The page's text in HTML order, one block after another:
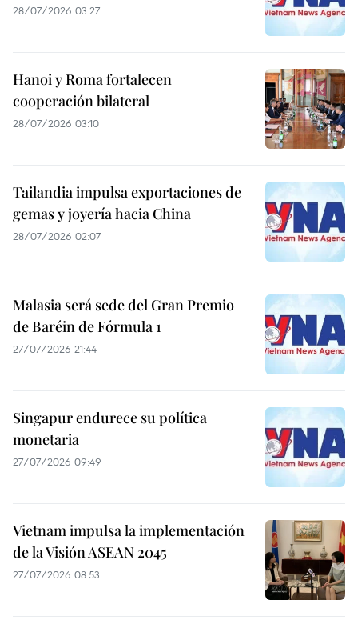
28/07/2026 03:27
Hanoi y Roma fortalecen
cooperación bilateral
28/07/2026 03:10
Tailandia impulsa exportaciones de
gemas y joyería hacia China
28/07/2026 02:07
Malasia será sede del Gran Premio
de Baréin de Fórmula 1
27/07/2026 21:44
Singapur endurece su política
monetaria
27/07/2026 09:49
Vietnam impulsa la implementación
de la Visión ASEAN 2045
27/07/2026 08:53